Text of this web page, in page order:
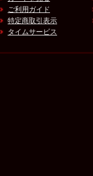
ご利用ガイド
特定商取引表示
タイムサービス